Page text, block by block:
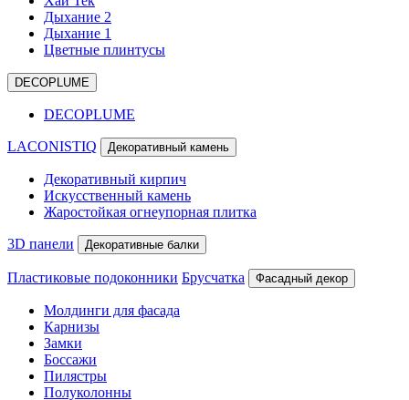
Дыхание 2
Дыхание 1
Цветные плинтусы
DECOPLUME
DECOPLUME
LACONISTIQ Декоративный камень
Декоративный кирпич
Искусственный камень
Жаростойкая огнеупорная плитка
3D панели Декоративные балки
Пластиковые подоконники Брусчатка Фасадный декор
Молдинги для фасада
Карнизы
Замки
Боссажи
Пилястры
Полуколонны